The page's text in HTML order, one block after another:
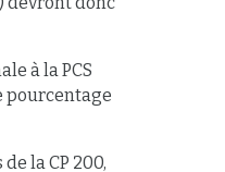
à la PCS
pourcentage
la CP 200,